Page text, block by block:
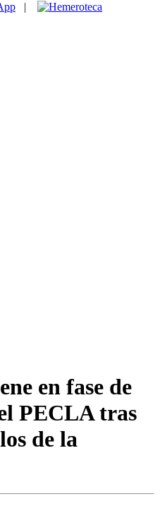
|
en fase de
PECLA tras
de la